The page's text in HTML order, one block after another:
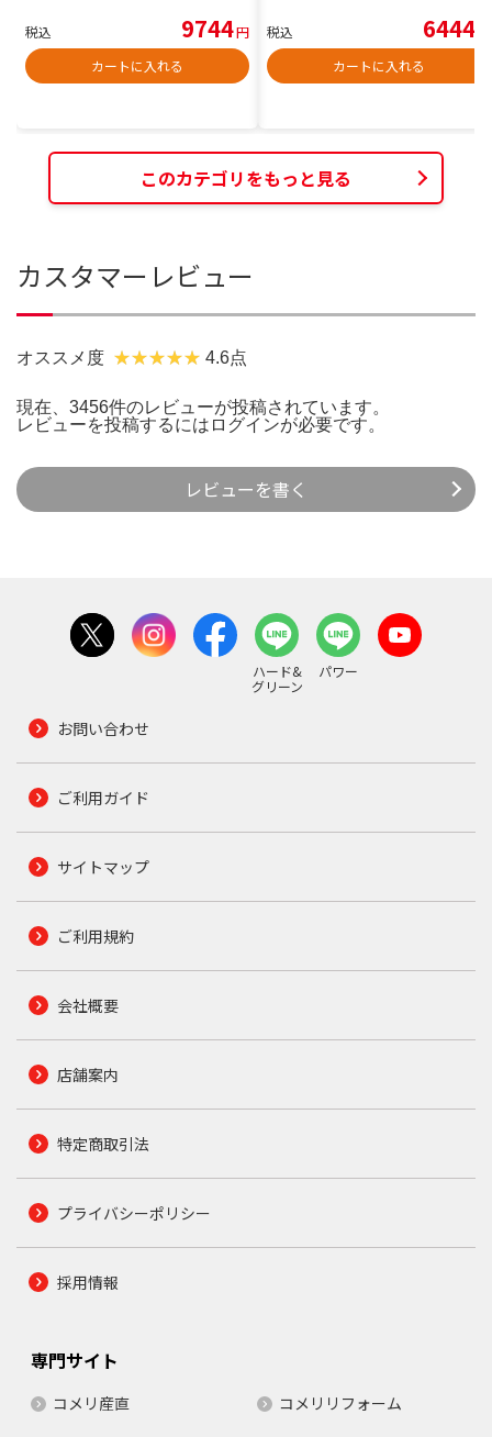
税込 9744円
カートに入れる
税込 6444
カートに入れる
このカテゴリをもっと見る
カスタマーレビュー
オススメ度 4.6点
現在、3456件のレビューが投稿されています。
レビューを投稿するには ログインが必要です。
レビューを書く
ハード&
グリーン
パワー
お問い合わせ
ご利用ガイド
サイトマップ
ご利用規約
会社概要
店舗案内
特定商取引法
プライバシーポリシー
採用情報
専門サイト
コメリ産直
コメリリフォーム